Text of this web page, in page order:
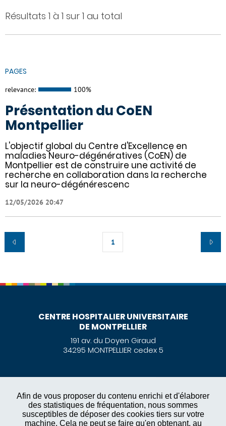
Afin de vous proposer du contenu enrichi et d'élaborer
des statistiques de fréquentation, nous sommes
susceptibles de déposer des cookies tiers sur votre
machine. Cela ne peut se faire qu'en obtenant, au
Résultats 1 à 1 sur 1 au total
PAGES
relevance: 100%
Présentation du CoEN
Montpellier
L'objectif global du Centre d'Excellence en
maladies Neuro-dégénératives (CoEN) de
Montpellier est de construire une activité de
recherche en collaboration dans la recherche
sur la neuro-dégénérescenc
12/05/2026 20:47
1
CENTRE HOSPITALIER UNIVERSITAIRE
DE MONTPELLIER
191 av. du Doyen Giraud
34295 MONTPELLIER cedex 5
MENTIONS LÉGALES